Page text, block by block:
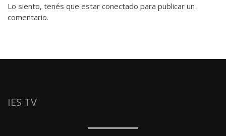
Lo siento, tenés que estar conectado para publicar un
comentario.
IES TV